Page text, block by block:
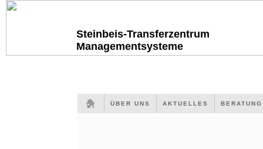
Steinbeis-Transferzentrum
Managementsysteme
ÜBER UNS AKTUELLES